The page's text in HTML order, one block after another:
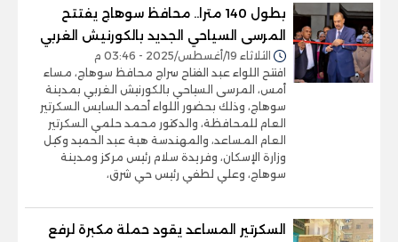
بطول 140 مترا.. محافظ سوهاج يفتتح
المرسى السياحي الجديد بالكورنيش الغربي
الثلاثاء 19/أغسطس/2025 - 03:46 م
افتتح اللواء عبد الفتاح سراج محافظ سوهاج، مساء
أمس، المرسى السياحي بالكورنيش الغربي بمدينة
سوهاج، وذلك بحضور اللواء أحمد السايس السكرتير
العام للمحافظة، والدكتور محمد حلمي السكرتير
العام المساعد، والمهندسة هبة عبد الحميد وكيل
وزارة الإسكان، وفريدة سلام رئيس مركز ومدينة
سوهاج، وعلي لطفي رئيس حي شرق،
السكرتير المساعد يقود حملة مكبرة لرفع